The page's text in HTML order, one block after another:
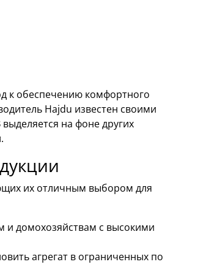
к обеспечению комфортного
Hajdu известен своими
на фоне других
их отличным выбором для
домохозяйствам с высокими
агрегат в ограниченных по